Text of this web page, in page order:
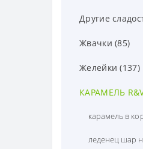
драже
другое драже
жевательная
тик так драже
шоколадное
Другие
Жвачки (85)
love is (7)
другие
жвачка
жвачка с тату
Желейки (137)
другие
желейки в
желейки
КАРАМЕЛЬ
карамель в
леденец шар